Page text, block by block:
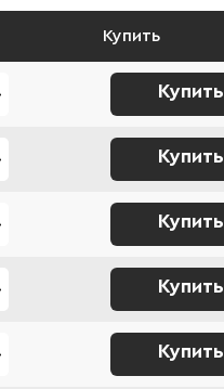
Купить
Купить
Купить
Купить
Купить
Купить